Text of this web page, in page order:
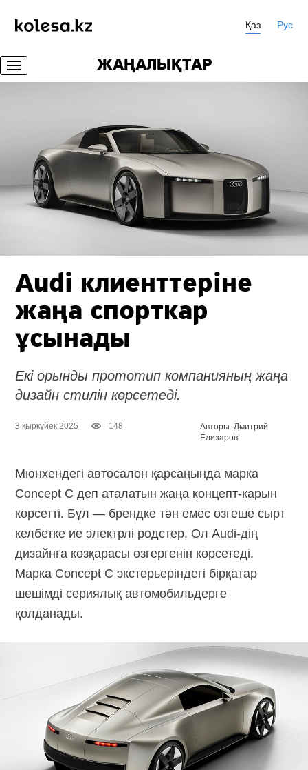
Қаз Рус
ЖАҢАЛЫҚТАР
Audi клиенттеріне
жаңа спорткар
ұсынады
Екі орынды прототип компанияның жаңа
дизайн стилін көрсетеді.
3 қыркүйек 2025 148
Авторы: Дмитрий
Елизаров
Мюнхендегі автосалон қарсаңында марка
Concept C деп аталатын жаңа концепт-карын
көрсетті. Бұл — брендке тән емес өзгеше сырт
келбетке ие электрлі родстер. ОлAudi-дің
дизайнға көзқарасы өзгергенін көрсетеді.
Марка Concept C экстерьеріндегі бірқатар
шешімді сериялық автомобильдерге
қолданады.